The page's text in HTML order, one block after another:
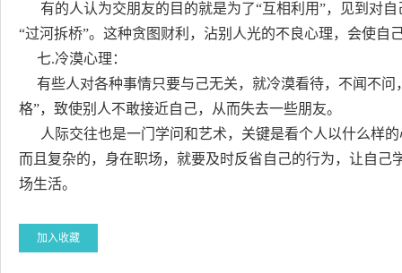
有的人认为交朋友的目的就是为了“互相利用”，见到对
“过河拆桥”。这种贪图财利，沾别人光的不良心理，会使自
七.冷漠心理：
有些人对各种事情只要与己无关，就冷漠看待，不闻不问
格”，致使别人不敢接近自己，从而失去一些朋友。
人际交往也是一门学问和艺术，关键是看个人以什么样
而且复杂的，身在职场，就要及时反省自己的行为，让自
场生活。
加入收藏